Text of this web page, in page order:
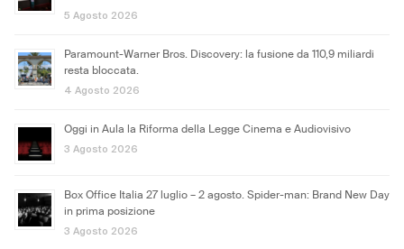
5 Agosto 2026
Paramount-Warner Bros. Discovery: la fusione da 110,9 miliardi
resta bloccata.
4 Agosto 2026
Oggi in Aula la Riforma della Legge Cinema e Audiovisivo
3 Agosto 2026
Box Office Italia 27 luglio – 2 agosto. Spider-man: Brand New Day
in prima posizione
3 Agosto 2026